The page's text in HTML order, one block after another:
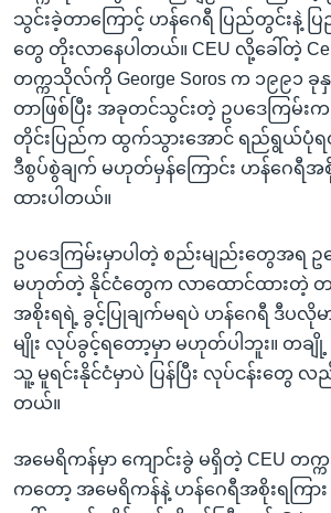
သွင်းခဲ့တာကြောင့် ဟန်ဂေရီ ပြည်တွင်းနဲ့ ပ
တွေ တိုးလာနေပါတယ်။ CEU လို့ခေါ်တဲ့
တက္ကသိုလ်ကို George Soros က ၁၉၉၁
တာဖြစ်ပြီး အခုတင်သွင်းတဲ့ ဥပဒေကြမ်
တိုင်းပြည်က ထွက်သွားအောင် ရည်ရွယ်
ဒီစွပ်စွဲချက် မဟုတ်မှန်ကြောင်း ဟန်ဂေရီအ
ထားပါတယ်။
ဥပဒေကြမ်းမှာပါတဲ့ စည်းမျည်းတွေအရ ဥ
မဟုတ်တဲ့ နိုင်ငံတွေက လာထောင်ထားတဲ့
အစိုးရရဲ့ ခွင့်ပြုချက်မရပဲ ဟန်ဂေရီ ဒီပလိုမ
မျိုး လုပ်ခွင့်ရတော့မှာ မဟုတ်ပါဘူး။ တ
သူ့ မူရင်းနိုင်ငံမှာပဲ ပြန်ပြီး လုပ်ငန်းတွေ
တယ်။
အမေရိကန်မှာ ကျောင်းခွဲ မရှိတဲ့ CEU
ကတော့ အမေရိကန်နဲ့ ဟန်ဂေရီအစိုးရကြာ